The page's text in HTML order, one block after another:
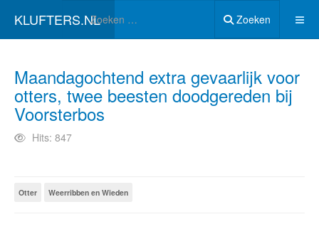
KLUFTERS.NL Zoeken
Maandagochtend extra gevaarlijk voor
otters, twee beesten doodgereden bij
Voorsterbos
Hits: 847
Otter Weerribben en Wieden